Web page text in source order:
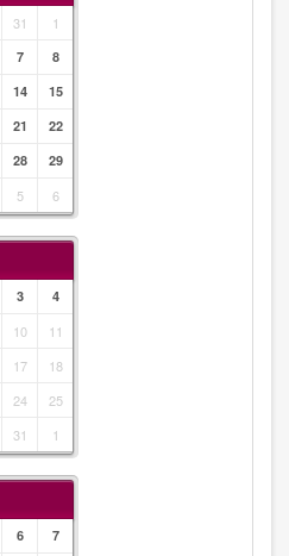
31 1
7
8
14
15
21
22
28
29
5 6
3 4
10
11
17
18
24
25
31 1
6
7